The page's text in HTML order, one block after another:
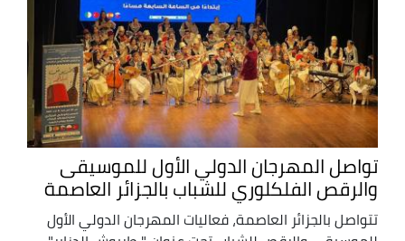
تواصل المهرجان الدولي الأول للموسيقى
والرقص الفلكلوري للشباب بالجزائر العاصمة
تتواصل بالجزائر العاصمة، فعاليات المهرجان الدولي الأول